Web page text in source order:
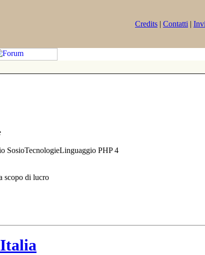
Credits | Contatti |
SosioTecnologieLinguaggio PHP 4
scopo di lucro